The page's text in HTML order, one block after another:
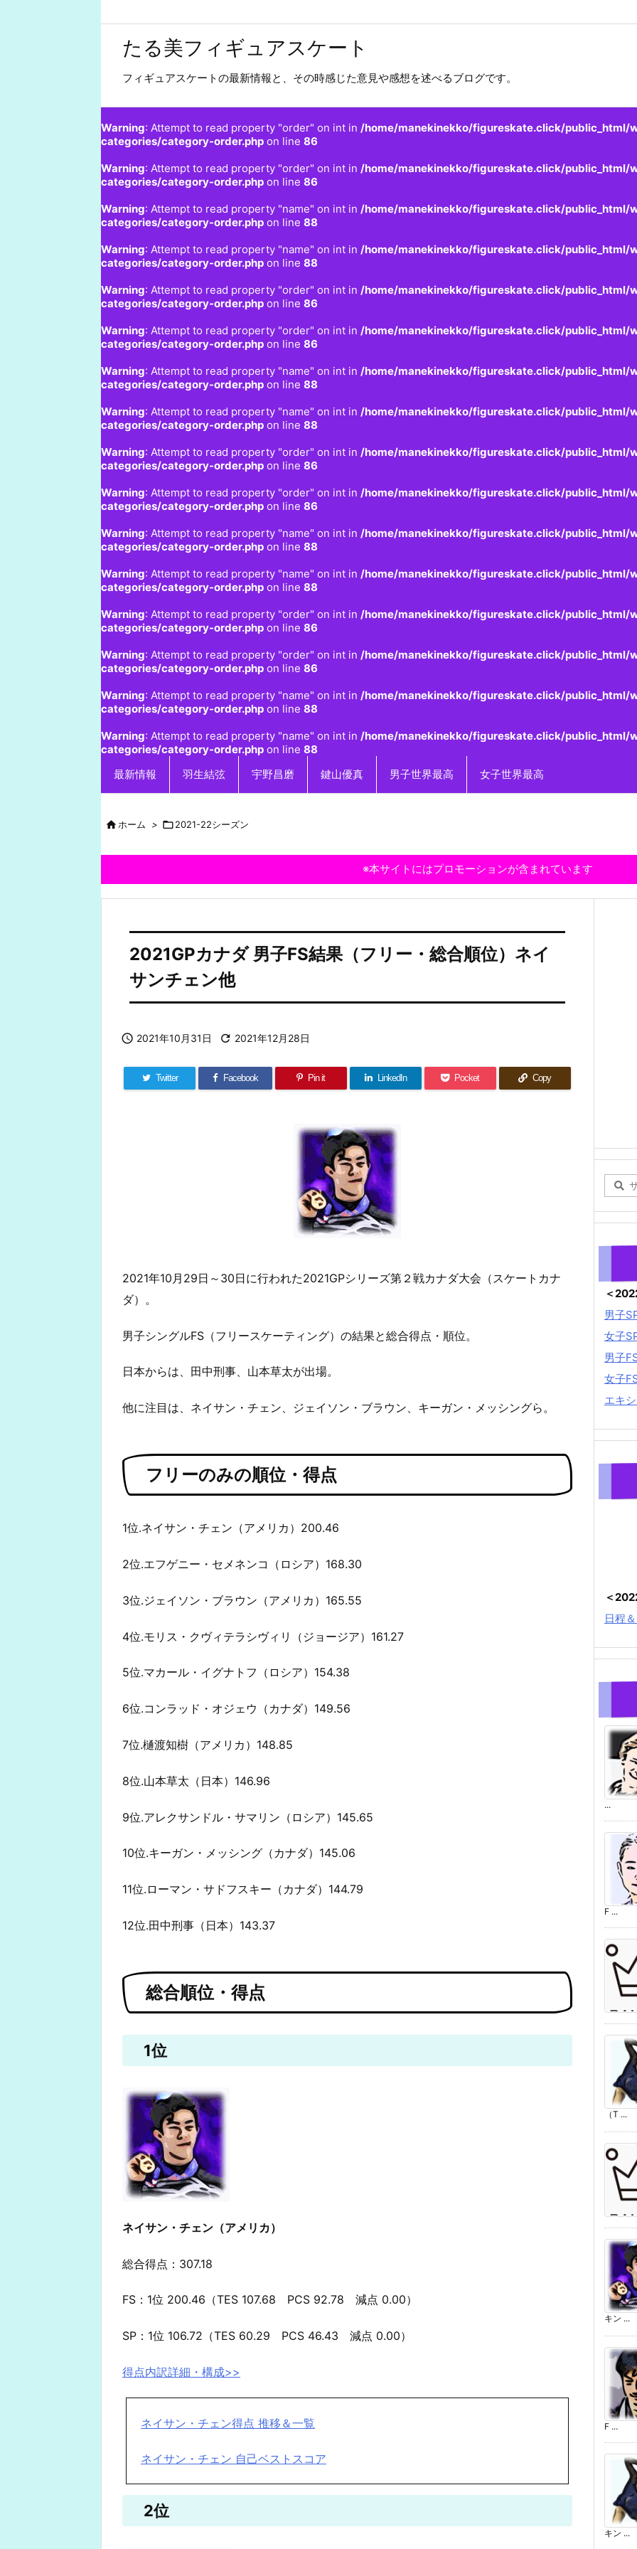
たる美フィギュアスケート
フィギュアスケートの最新情報と、その時感じた意見や感想を述べるブログです。
Warning: Attempt to read property "order" on int in /home/manekinekko/figureskate.click/public_html/
categories/category-order.php on line 86
Warning: Attempt to read property "order" on int in /home/manekinekko/figureskate.click/public_html/
categories/category-order.php on line 86
Warning: Attempt to read property "name" on int in /home/manekinekko/figureskate.click/public_html/
categories/category-order.php on line 88
Warning: Attempt to read property "name" on int in /home/manekinekko/figureskate.click/public_html/
categories/category-order.php on line 88
Warning: Attempt to read property "order" on int in /home/manekinekko/figureskate.click/public_html/
categories/category-order.php on line 86
Warning: Attempt to read property "order" on int in /home/manekinekko/figureskate.click/public_html/
categories/category-order.php on line 86
Warning: Attempt to read property "name" on int in /home/manekinekko/figureskate.click/public_html/
categories/category-order.php on line 88
Warning: Attempt to read property "name" on int in /home/manekinekko/figureskate.click/public_html/
categories/category-order.php on line 88
Warning: Attempt to read property "order" on int in /home/manekinekko/figureskate.click/public_html/
categories/category-order.php on line 86
Warning: Attempt to read property "order" on int in /home/manekinekko/figureskate.click/public_html/
categories/category-order.php on line 86
Warning: Attempt to read property "name" on int in /home/manekinekko/figureskate.click/public_html/
categories/category-order.php on line 88
Warning: Attempt to read property "name" on int in /home/manekinekko/figureskate.click/public_html/
categories/category-order.php on line 88
Warning: Attempt to read property "order" on int in /home/manekinekko/figureskate.click/public_html/
categories/category-order.php on line 86
Warning: Attempt to read property "order" on int in /home/manekinekko/figureskate.click/public_html/
categories/category-order.php on line 86
Warning: Attempt to read property "name" on int in /home/manekinekko/figureskate.click/public_html/
categories/category-order.php on line 88
Warning: Attempt to read property "name" on int in /home/manekinekko/figureskate.click/public_html/
categories/category-order.php on line 88
最新情報
羽生結弦 宇野昌磨 鍵山優真 男子世界最高 女子世界最高
ホーム > 2021-22シーズン
※本サイトにはプロモーションが含まれています
2021GPカナダ 男子FS結果（フリー・総合順位）ネイ
サンチェン他
 2021年10月31日  2021年12月28日
Twitter Facebook Pin it LinkedIn Pocket Copy
2021年10月29日～30日に行われた2021GPシリーズ第２戦カナダ大会（スケートカナ
ダ）。
男子シングルFS（フリースケーティング）の結果と総合得点・順位。
日本からは、田中刑事、山本草太が出場。
他に注目は、ネイサン・チェン、ジェイソン・ブラウン、キーガン・メッシングら。
フリーのみの順位・得点
1位.ネイサン・チェン（アメリカ）200.46
2位.エフゲニー・セメネンコ（ロシア）168.30
3位.ジェイソン・ブラウン（アメリカ）165.55
4位.モリス・クヴィテラシヴィリ（ジョージア）161.27
5位.マカール・イグナトフ（ロシア）154.38
6位.コンラッド・オジェウ（カナダ）149.56
7位.樋渡知樹（アメリカ）148.85
8位.山本草太（日本）146.96
9位.アレクサンドル・サマリン（ロシア）145.65
10位.キーガン・メッシング（カナダ）145.06
11位.ローマン・サドフスキー（カナダ）144.79
12位.田中刑事（日本）143.37
総合順位・得点
1位
ネイサン・チェン（アメリカ）
総合得点：307.18
FS：1位 200.46（TES 107.68 PCS 92.78 減点 0.00）
SP：1位 106.72（TES 60.29 PCS 46.43 減点 0.00）
得点内訳詳細・構成>>
ネイサン・チェン得点 推移＆一覧
ネイサン・チェン 自己ベストスコア
2位
＜
男子
女子
男子
女子
エキ
＜
日程
...
F ...
（T ...
キン ...
F ...
キン ...